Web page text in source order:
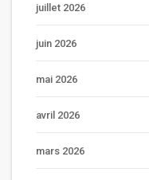
juillet 2026
juin 2026
mai 2026
avril 2026
mars 2026